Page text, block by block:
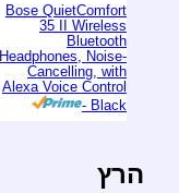
Bose QuietComfort
35 II Wireless
Bluetooth
Headphones, Noise-
Cancelling, with
Alexa Voice Control
- Black
הרץ